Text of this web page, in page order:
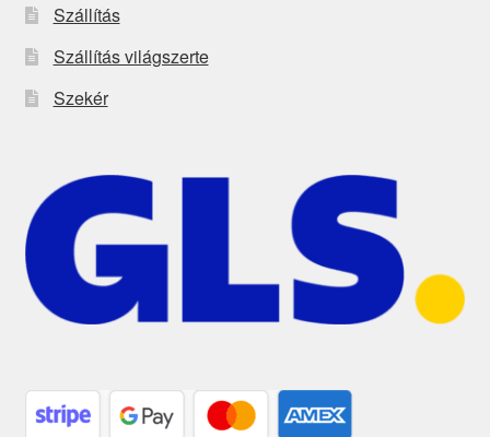
Szállítás
Szállítás világszerte
Szekér